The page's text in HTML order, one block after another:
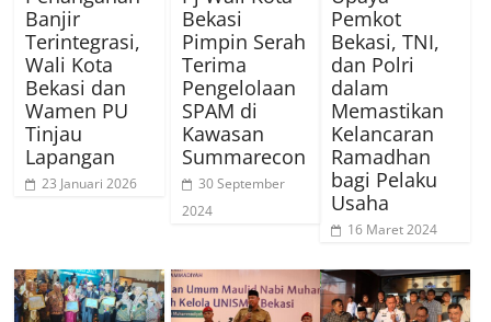
Banjir
Terintegrasi,
Wali Kota
Bekasi dan
Wamen PU
Tinjau
Lapangan
23 Januari 2026
Bekasi
Pimpin Serah
Terima
Pengelolaan
SPAM di
Kawasan
Summarecon
30 September
2024
Pemkot
Bekasi, TNI,
dan Polri
dalam
Memastikan
Kelancaran
Ramadhan
bagi Pelaku
Usaha
16 Maret 2024